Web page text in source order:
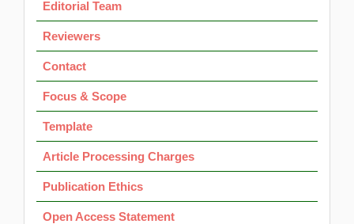
Editorial Team
Reviewers
Contact
Focus & Scope
Template
Article Processing Charges
Publication Ethics
Open Access Statement